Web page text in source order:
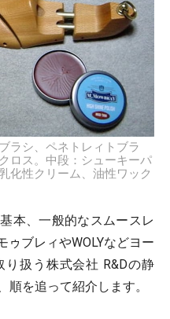
ラシ、ペネトレィトブラ
ロス。中段：シューキーパ
化性クリーム、油性ワック
本、一般的なスムースレ
ブレィやWOLYなどヨー
扱う株式会社 R&Dの静
順を追って紹介します。